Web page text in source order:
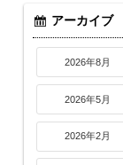
アーカイブ
2026年8月
2026年5月
2026年2月